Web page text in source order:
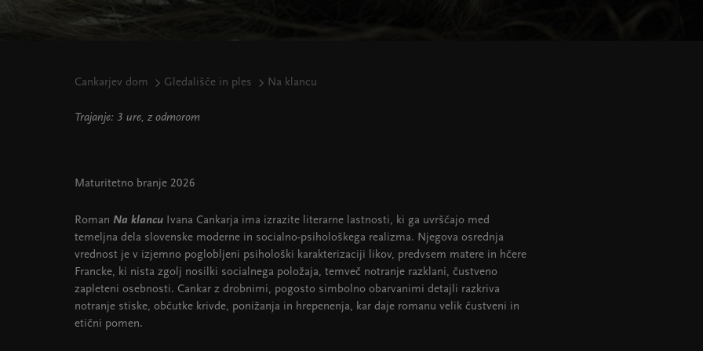
Cankarjev dom Gledališče in ples Na klancu
Trajanje: 3 ure, z odmorom
Maturitetno branje 2026
Roman Na klancu Ivana Cankarja ima izrazite literarne lastnosti, ki ga uvrščajo med
temeljna dela slovenske moderne in socialno-psihološkega realizma. Njegova osrednja
vrednost je v izjemno poglobljeni psihološki karakterizaciji likov, predvsem matere in hčere
Francke, ki nista zgolj nosilki socialnega položaja, temveč notranje razklani, čustveno
zapleteni osebnosti. Cankar z drobnimi, pogosto simbolno obarvanimi detajli razkriva
notranje stiske, občutke krivde, ponižanja in hrepenenja, kar daje romanu velik čustveni in
etični pomen.